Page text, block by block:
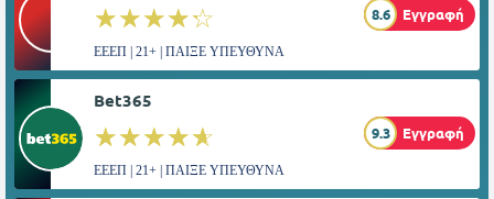
☆☆☆☆☆
★★★★★ 8.6 Εγγραφή
ΕΕΕΠ | 21+ | ΠΑΙΞΕ ΥΠΕΥΘΥΝΑ
Bet365
☆☆☆☆☆
★★★★★ 9.3 Εγγραφή
ΕΕΕΠ | 21+ | ΠΑΙΞΕ ΥΠΕΥΘΥΝΑ